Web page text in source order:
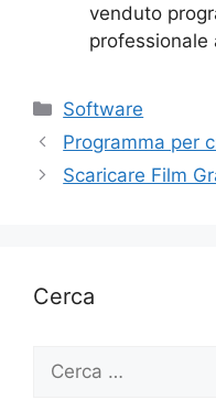
venduto
professionale
Categorie
Software
Programma per
Scaricare Film
Cerca
per: